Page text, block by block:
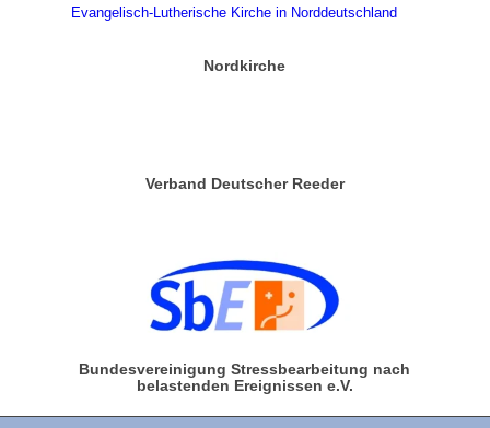
Nordkirche
Verband Deutscher Reeder
Bundesvereinigung Stressbearbeitung nach
belastenden Ereignissen e.V.